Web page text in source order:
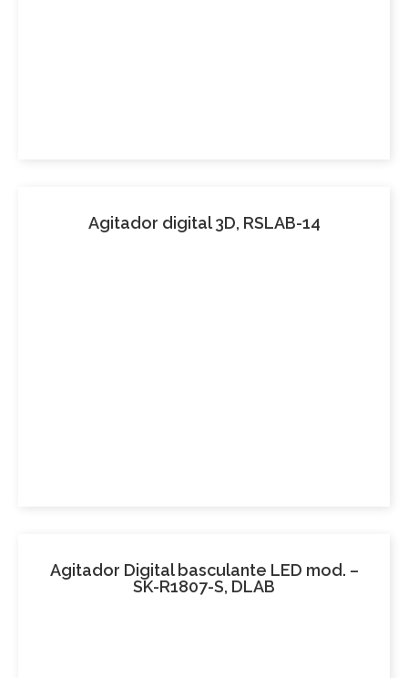
Agitador digital 3D, RSLAB-14
Agitador Digital basculante LED mod. –
SK-R1807-S, DLAB